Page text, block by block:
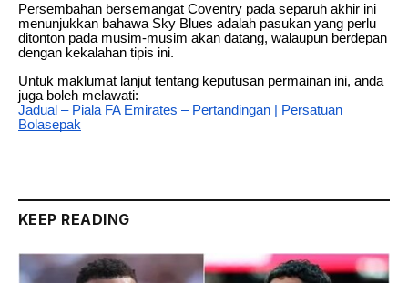
Persembahan bersemangat Coventry pada separuh akhir ini
menunjukkan bahawa Sky Blues adalah pasukan yang perlu
ditonton pada musim-musim akan datang, walaupun berdepan
dengan kekalahan tipis ini.
Untuk maklumat lanjut tentang keputusan permainan ini, anda
juga boleh melawati:
Jadual – Piala FA Emirates – Pertandingan | Persatuan
Bolasepak
KEEP READING